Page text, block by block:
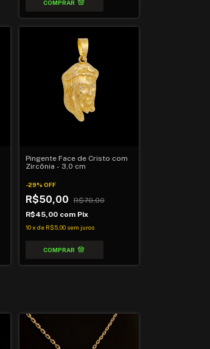
Pingente Face de Cristo com
Zircônia - 3,0 cm
-29% OFF
R$50,00
R$70,00
R$45,00 com Pix
10x de R$5,00 sem juros